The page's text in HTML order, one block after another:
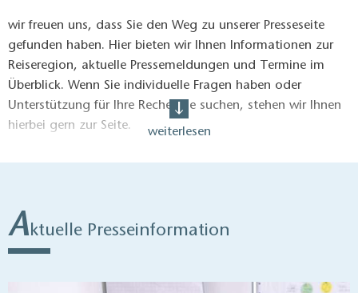
wir freuen uns, dass Sie den Weg zu unserer Presseseite
gefunden haben. Hier bieten wir Ihnen Informationen zur
Reiseregion, aktuelle Pressemeldungen und Termine im
Überblick. Wenn Sie individuelle Fragen haben oder
Unterstützung für Ihre Recherche suchen, stehen wir Ihnen
hierbei gern zur Seite.
presse@reiseregion-flaeming.de
weiterlesen
Aktuelle Presseinformation